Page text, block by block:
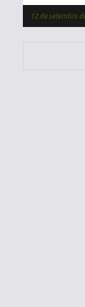
12 de setembro